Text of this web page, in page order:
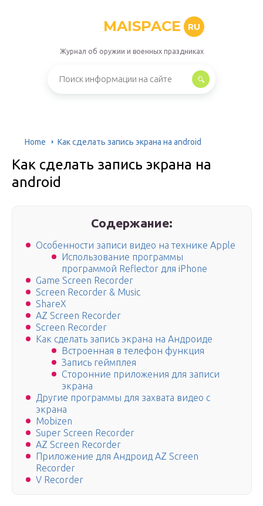
MAISPACE RU
Журнал об оружии и военных праздниках
Home Как сделать запись экрана на android
Как сделать запись экрана на
android
Содержание:
Особенности записи видео на технике Apple
Использование программы
программой Reflector для iPhone
Game Screen Recorder
Screen Recorder & Music
ShareX
AZ Screen Recorder
Screen Recorder
Как сделать запись экрана на Андроиде
Встроенная в телефон функция
Запись геймплея
Сторонние приложения для записи
экрана
Другие программы для захвата видео с
экрана
Mobizen
Super Screen Recorder
AZ Screen Recorder
Приложение для Андроид AZ Screen
Recorder
V Recorder